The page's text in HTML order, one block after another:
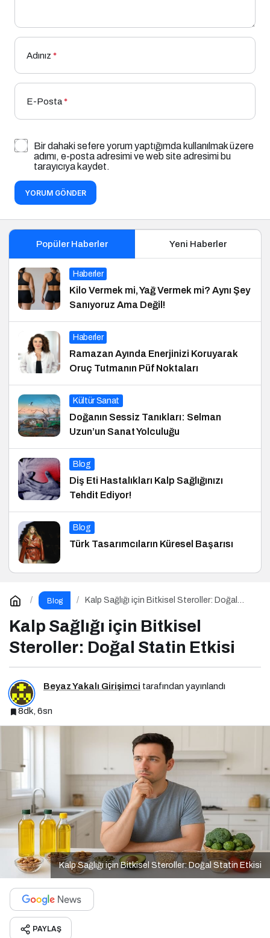
Adınız *
E-Posta*
Bir dahaki sefere yorum yaptığımda kullanılmak üzere
adımı, e-posta adresimi ve web site adresimi bu
tarayıcıya kaydet.
YORUM GÖNDER
Popüler Haberler Yeni Haberler
Haberler
Kilo Vermek mi, Yağ Vermek mi? Aynı Şey
Sanıyoruz Ama Değil!
Haberler
Ramazan Ayında Enerjinizi Koruyarak
Oruç Tutmanın Püf Noktaları
Kültür Sanat
Doğanın Sessiz Tanıkları: Selman
Uzun’un Sanat Yolculuğu
Blog
Diş Eti Hastalıkları Kalp Sağlığınızı
Tehdit Ediyor!
Blog
Türk Tasarımcıların Küresel Başarısı
Blog
Kalp Sağlığı için Bitkisel Steroller: Doğal
Kalp Sağlığı için Bitkisel
Steroller: Doğal Statin Etkisi
Beyaz Yakalı Girişimci tarafından yayınlandı
8dk, 6sn
Kalp Sağlığı için Bitkisel Steroller: Doğal Statin Etkisi
PAYLAŞ